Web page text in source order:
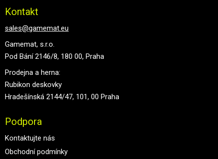
Kontakt
sales@gamemat.eu
Gamemat, s.r.o.
Pod Bání 2146/8, 180 00, Praha
Prodejna a herna:
Rubikon deskovky
Hradešínská 2144/47, 101, 00 Praha
Podpora
Kontaktujte nás
Obchodní podmínky